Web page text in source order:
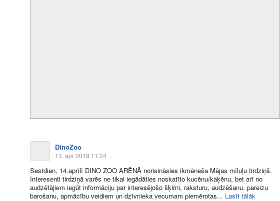
DinoZoo
13. apr 2018 11:24
Sestdien, 14.aprīlī DINO ZOO ARĒNĀ norisināsies ikmēneša Mājas mīluļu tirdziņš.
Interesenti tirdziņā varēs ne tikai iegādāties noskatīto kucēnu/kaķēnu, bet arī no
audzētājiem iegūt informāciju par interesējošo šķirni, raksturu, audzēšanu, pareizu
barošanu, apmācību veidiem un dzīvnieka vecumam piemērotas​... Lasīt tālāk